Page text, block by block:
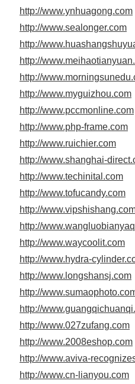
http://www.ynhuagong.com
http://www.sealonger.com
http://
http://
http://
http://www.myguizhou.com
http://www.pccmonline.com
http://www.php-frame.com
http://www.ruichier.com
http://www.shanghai-
http://www.techinital.com
http://www.tofucandy.com
http://
http://
http://www.waycoolit.com
http://www.hydra-
http://www.longshansj.com
http://
http://
http://www.027zufang.com
http://www.2008eshop.com
http://www.aviva-
http://www.cn-lianyou.com